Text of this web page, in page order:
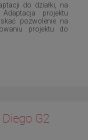
do działki, na
projektu
pozwolenie na
projektu do
Diego G2